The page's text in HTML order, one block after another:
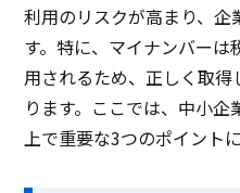
サポート 電話 / メー
利用のリスクが高まり、
す。特に、マイナンバー
用されるため、正しく取
ります。ここでは、中小
上で重要な3つのポイント